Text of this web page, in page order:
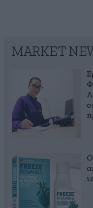
MARKET